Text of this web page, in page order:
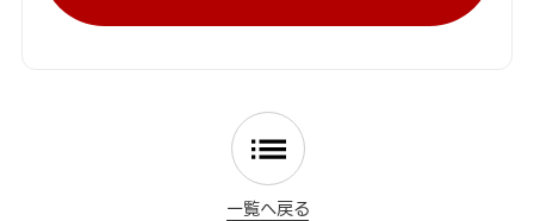
一覧へ戻る